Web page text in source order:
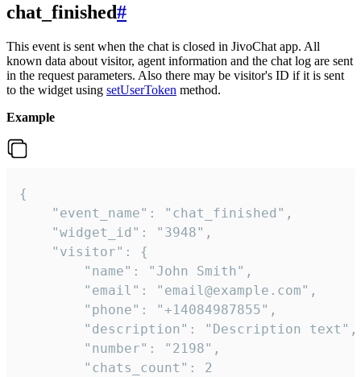
chat_finished#
This event is sent when the chat is closed in JivoChat app. All
known data about visitor, agent information and the chat log are sent
in the request parameters. Also there may be visitor's ID if it is sent
to the widget using setUserToken method.
Example
{
    "event_name": "chat_finished",
    "widget_id": "3948",
    "visitor": {
        "name": "John Smith",
        "email": "email@example.com",
        "phone": "+14084987855",
        "description": "Description text",
        "number": "2198",
        "chats_count": 2